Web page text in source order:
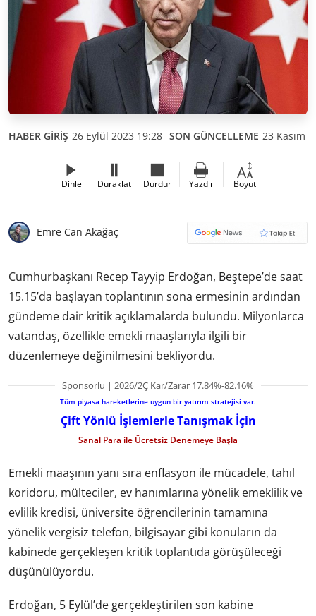
HABER GİRİŞ 26 Eylül 2023 19:28 SON GÜNCELLEME 23 Kasım
Dinle Duraklat Durdur Yazdır Boyut
Emre Can Akağaç
Cumhurbaşkanı Recep Tayyip Erdoğan, Beştepe’de saat
15.15’da başlayan toplantının sona ermesinin ardından
gündeme dair kritik açıklamalarda bulundu. Milyonlarca
vatandaş, özellikle emekli maaşlarıyla ilgili bir
düzenlemeye değinilmesini bekliyordu.
Sponsorlu | 2026/2Ç Kar/Zarar 17.84%-82.16%
Tüm piyasa hareketlerine uygun bir yatırım stratejisi var.
Çift Yönlü İşlemlerle Tanışmak İçin
Sanal Para ile Ücretsiz Denemeye Başla
Emekli maaşının yanı sıra enflasyon ile mücadele, tahıl
koridoru, mülteciler, ev hanımlarına yönelik emeklilik ve
evlilik kredisi, üniversite öğrencilerinin tamamına
yönelik vergisiz telefon, bilgisayar gibi konuların da
kabinede gerçekleşen kritik toplantıda görüşüleceği
düşünülüyordu.
Erdoğan, 5 Eylül’de gerçekleştirilen son kabine